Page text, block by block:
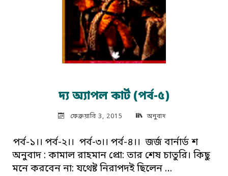
দ্য অ্যাপল কার্ট (পর্ব-৫)
ফেব্রুয়ারি 3, 2015 অনুবাদ
পর্ব-১।। পর্ব-২।। পর্ব-৩।। পর্ব-৪।। জর্জ বার্নার্ড শ
অনুবাদ : কামাল রাহমান প্রো: তার শেষ চাতুরি। কিছু
মনে করবেন না: যথেষ্ট নিরাপদই ছিলেন …